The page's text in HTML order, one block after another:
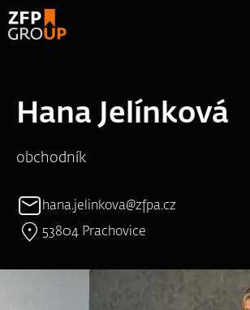
Hana Jelínková
obchodník
hana.jelinkova@zfpa.cz
53804 Prachovice